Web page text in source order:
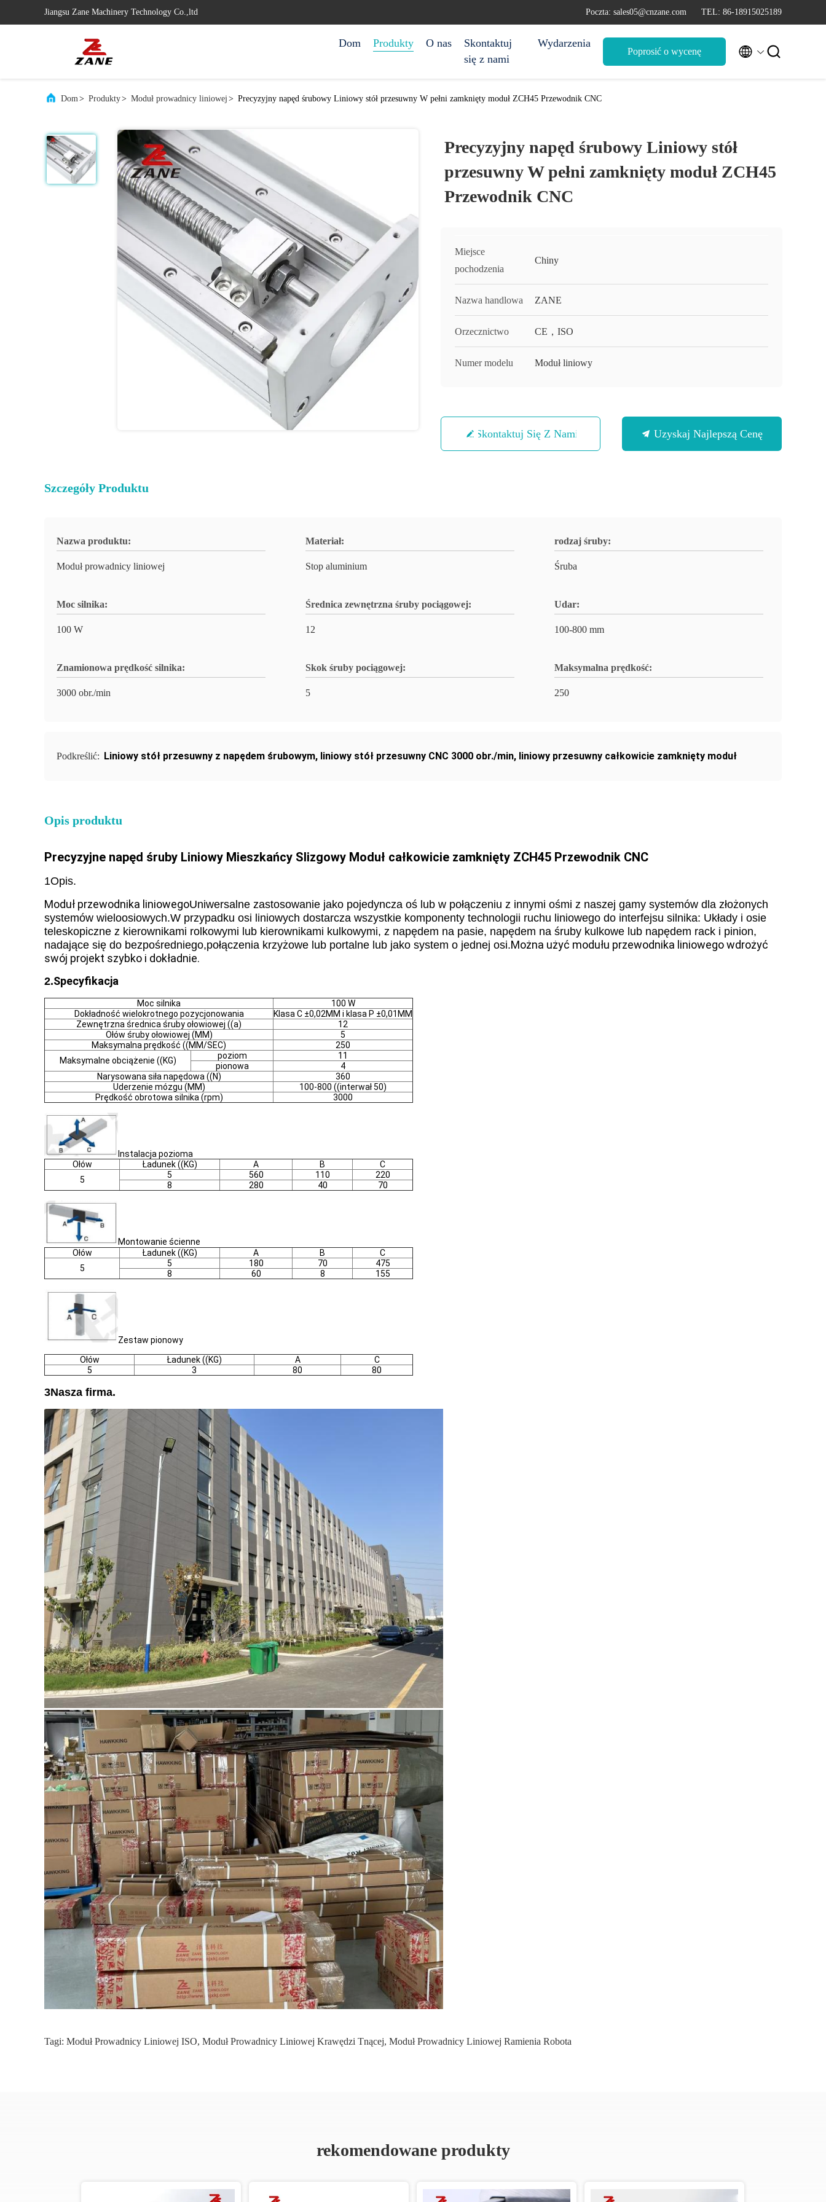
Jiangsu Zane Machinery Technology Co.,ltd Poczta: sales05@cnzane.com TEL: 86-18915025189
Dom Produkty O nas
Skontaktuj
się z nami
Wydarzenia
Poprosić o wycenę  
Dom> Produkty> Moduł prowadnicy liniowej > Precyzyjny napęd śrubowy Liniowy stół przesuwny W pełni zamknięty moduł ZCH45 Przewodnik CNC
Precyzyjny napęd śrubowy Liniowy stół
przesuwny W pełni zamknięty moduł ZCH45
Przewodnik CNC
Miejsce
pochodzenia
Chiny
Nazwa handlowa ZANE
Orzecznictwo CE，ISO
Numer modelu Moduł liniowy
Skontaktuj Się Z Nami Uzyskaj Najlepszą Cenę
Szczegóły Produktu
Nazwa produktu:
Moduł prowadnicy liniowej
Materiał:
Stop aluminium
rodzaj śruby:
Śruba
Moc silnika:
100 W
Średnica zewnętrzna śruby pociągowej:
12
Udar:
100-800 mm
Znamionowa prędkość silnika:
3000 obr./min
Skok śruby pociągowej:
5
Maksymalna prędkość:
250
Podkreślić: Liniowy stół przesuwny z napędem śrubowym, liniowy stół przesuwny CNC 3000 obr./min, liniowy przesuwny całkowicie zamknięty moduł
Opis produktu
Precyzyjne napęd śruby Liniowy Mieszkańcy Slizgowy Moduł całkowicie zamknięty ZCH45 Przewodnik CNC
1Opis.
Moduł przewodnika liniowegoUniwersalne zastosowanie jako pojedyncza oś lub w połączeniu z innymi ośmi z naszej gamy systemów dla złożonych
systemów wieloosiowych.W przypadku osi liniowych dostarcza wszystkie komponenty technologii ruchu liniowego do interfejsu silnika: Układy i osie
teleskopiczne z kierownikami rolkowymi lub kierownikami kulkowymi, z napędem na pasie, napędem na śruby kulkowe lub napędem rack i pinion,
nadające się do bezpośredniego,połączenia krzyżowe lub portalne lub jako system o jednej osi.Można użyć modułu przewodnika liniowego wdrożyć
swój projekt szybko i dokładnie.
2.Specyfikacja
Moc silnika
100 W
Dokładność wielokrotnego pozycjonowania
Klasa C ±0,02MM i klasa P ±0,01MM
Zewnętrzna średnica śruby ołowiowej ((a)
12
Ołów śruby ołowiowej (MM)
5
Maksymalna prędkość ((MM/SEC)
250
Maksymalne obciążenie ((KG)
poziom
11
pionowa
4
Narysowana siła napędowa ((N)
360
Uderzenie mózgu (MM)
100-800 ((interwał 50)
Prędkość obrotowa silnika (rpm)
3000
Instalacja pozioma
Ołów
Ładunek ((KG) A B
C
5
5 560 110
220
8
280 40 70
Montowanie ścienne
Ołów
Ładunek ((KG) A B
C
5
5 180 70
475
8
60 8 155
Zestaw pionowy
Ołów Ładunek ((KG) A
C
5
3 80 80
3Nasza firma.
Tagi: Moduł Prowadnicy Liniowej ISO, Moduł Prowadnicy Liniowej Krawędzi Tnącej, Moduł Prowadnicy Liniowej Ramienia Robota
rekomendowane produkty